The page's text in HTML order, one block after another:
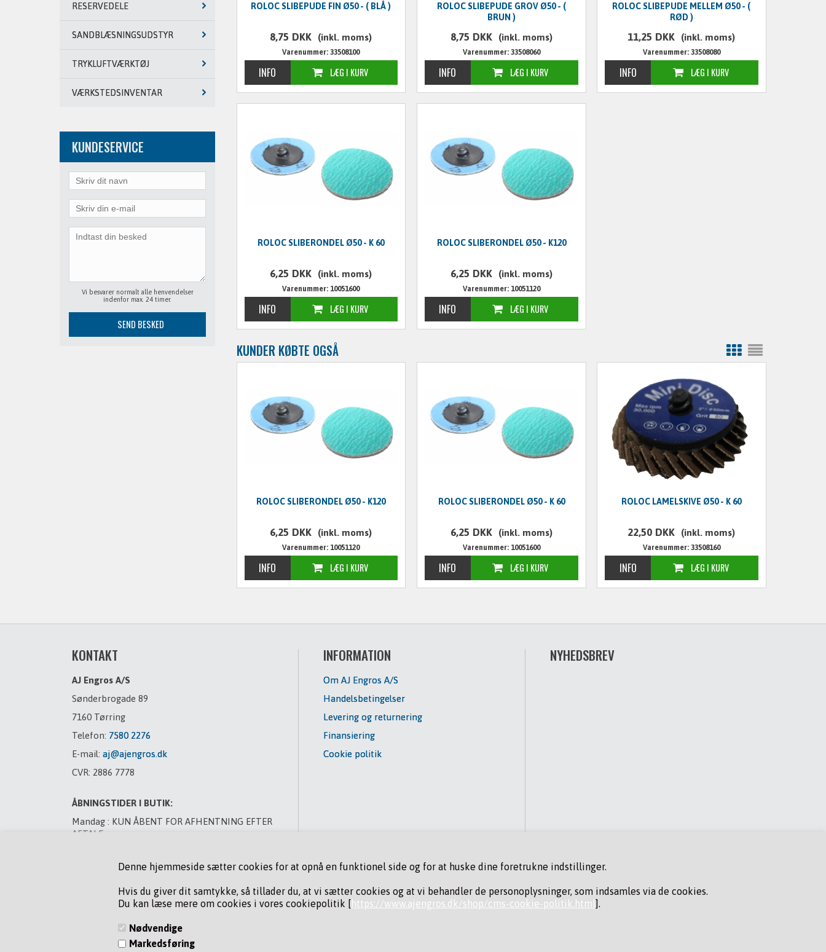
Denne hjemmeside sætter cookies for at opnå en funktionel side og for at huske dine foretrukne indstillinger.
Hvis du giver dit samtykke, så tillader du, at vi sætter cookies og at vi behandler de personoplysninger, som indsamles via de cookies.
Du kan læse mere om cookies i vores cookiepolitik [https://www.ajengros.dk/shop/cms-cookie-politik.html ].
Nødvendige
Markedsføring
RESERVEDELE
SANDBLÆSNINGSUDSTYR
TRYKLUFTVÆRKTØJ
VÆRKSTEDSINVENTAR
KUNDESERVICE
Vi besvarer normalt alle henvendelser
indenfor max. 24 timer.
ROLOC SLIBEPUDE FIN Ø50 - ( BLÅ )
8,75 DKK (inkl. moms)
Varenummer: 33508100
ROLOC SLIBEPUDE GROV Ø50 - (
BRUN )
8,75 DKK (inkl. moms)
Varenummer: 33508060
ROLOC SLIBEPUDE MELLEM Ø50 - (
RØD )
11,25 DKK (inkl. moms)
Varenummer: 33508080
ROLOC SLIBERONDEL Ø50 - K 60
6,25 DKK (inkl. moms)
Varenummer: 10051600
ROLOC SLIBERONDEL Ø50 - K120
6,25 DKK (inkl. moms)
Varenummer: 10051120
KUNDER KØBTE OGSÅ
ROLOC SLIBERONDEL Ø50 - K120
6,25 DKK (inkl. moms)
Varenummer: 10051120
ROLOC SLIBERONDEL Ø50 - K 60
6,25 DKK (inkl. moms)
Varenummer: 10051600
ROLOC LAMELSKIVE Ø50 - K 60
22,50 DKK (inkl. moms)
Varenummer: 33508160
KONTAKT
AJ Engros A/S
Sønderbrogade 89
7160 Tørring
Telefon: 7580 2276
E-mail:aj@ajengros.dk
CVR: 2886 7778
ÅBNINGSTIDER I BUTIK:
Mandag : KUN ÅBENT FOR AFHENTNING EFTER
AFTALE
Onsdag : LUKKET
Torsdag : LUKKET
Fredag : LUKKET
Lørdag : LUKKET
VED BYTNING AF GAS MANDAG OG TORSDAG, RING
INFORMATION
Om AJ Engros A/S
Handelsbetingelser
Levering og returnering
Finansiering
Cookie politik
NYHEDSBREV